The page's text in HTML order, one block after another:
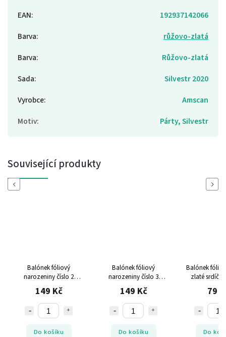
EAN:
192937142066
Barva:
růžovo-zlatá
Barva:
Růžovo-zlatá
Sada:
Silvestr 2020
Vyrobce:
Amscan
Motiv: Párty, Silvestr
Související produkty
Previous
Balónek fóliový
narozeniny číslo 2
růžovo-zlaté 86cm
149 Kč
Do košíku
Balónek fóliový
narozeniny číslo 3
růžovo-zlaté 86cm
149 Kč
Do košíku
Balónek
zlaté
79
Do
Next